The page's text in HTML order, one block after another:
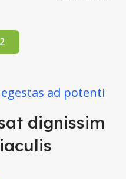
ad potenti
dignissim